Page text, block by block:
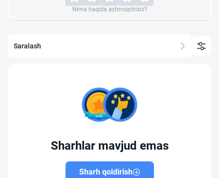
Nima haqida aytmoqchisiz?
Saralash
Sharhlar mavjud emas
Sharh qoldirish